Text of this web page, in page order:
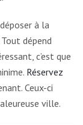
à la
dépend
c’est que
Réservez
Ceux-ci
ville.